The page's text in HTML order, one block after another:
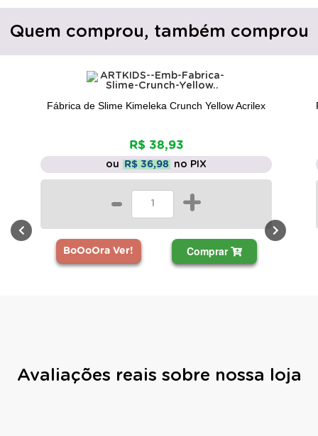
Quem comprou, também comprou
Fábrica de Slime Kimeleka Crunch Yellow Acrilex
R$ 38,93
ou R$ 36,98 no PIX
- +
BoOoOra Ver! Comprar
Avaliações reais sobre nossa loja